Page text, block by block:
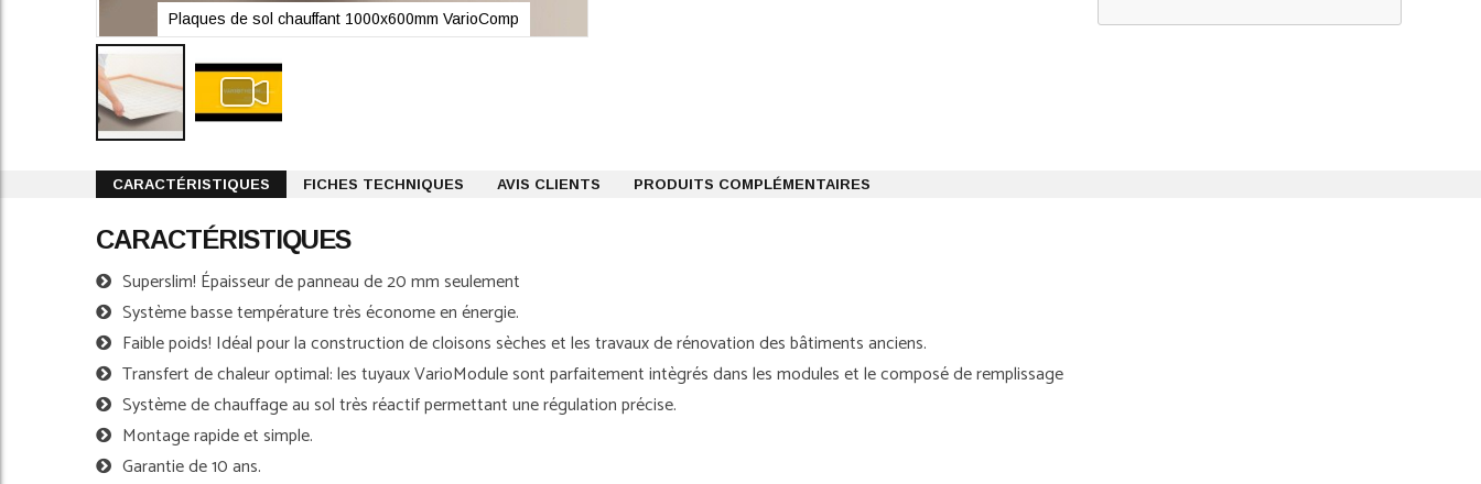
Plaques de sol chauffant 1000x600mm VarioComp
to
the
of
images
CARACTÉRISTIQUES FICHES TECHNIQUES AVIS CLIENTS PRODUITS COMPLÉMENTAIRES
CARACTÉRISTIQUES
Superslim! Épaisseur de panneau de 20 mm seulement
Système basse température très économe en énergie.
Faible poids! Idéal pour la construction de cloisons sèches et les travaux de rénovation des bâtiments anciens.
Transfert de chaleur optimal: les tuyaux VarioModule sont parfaitement intègrés dans les modules et le composé de remplissage
Système de chauffage au sol très réactif permettant une régulation précise.
Montage rapide et simple.
Garantie de 10 ans.